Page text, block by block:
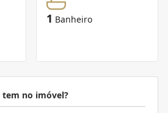
1 Banheiro
tem no imóvel?